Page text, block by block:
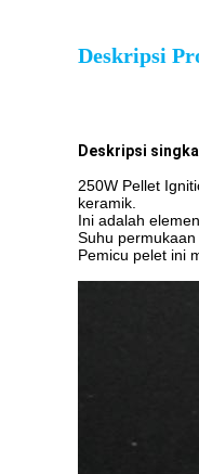
Deskripsi
Deskripsi
250W Pellet
keramik.
Ini adalah
Suhu
Pemicu pelet ini